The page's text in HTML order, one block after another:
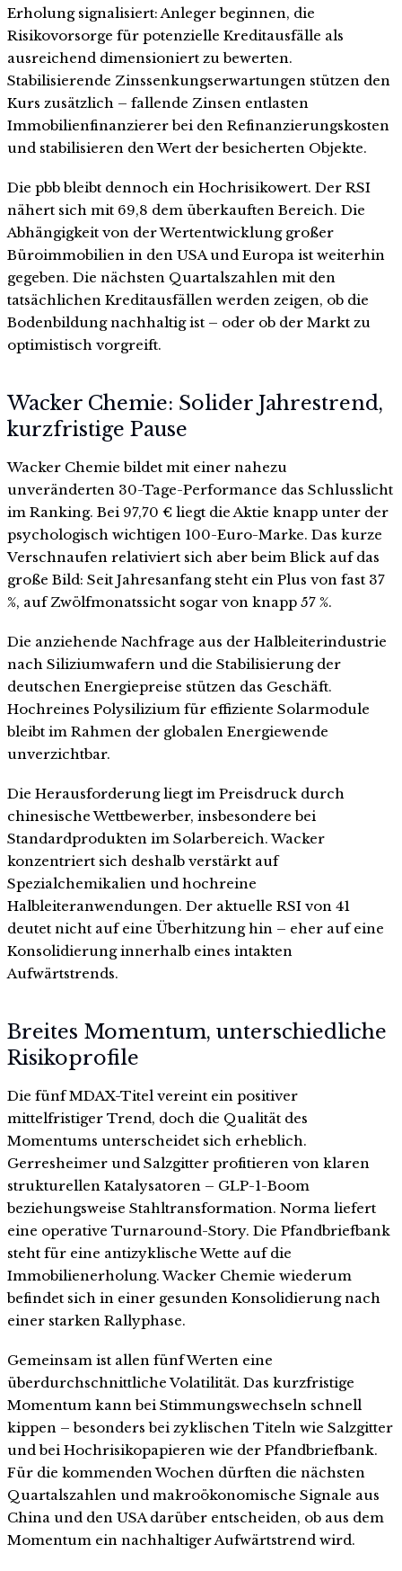
Erholung signalisiert: Anleger beginnen, die
Risikovorsorge für potenzielle Kreditausfälle als
ausreichend dimensioniert zu bewerten.
Stabilisierende Zinssenkungserwartungen stützen den
Kurs zusätzlich – fallende Zinsen entlasten
Immobilienfinanzierer bei den Refinanzierungskosten
und stabilisieren den Wert der besicherten Objekte.
Die pbb bleibt dennoch ein Hochrisikowert. Der RSI
nähert sich mit 69,8 dem überkauften Bereich. Die
Abhängigkeit von der Wertentwicklung großer
Büroimmobilien in den USA und Europa ist weiterhin
gegeben. Die nächsten Quartalszahlen mit den
tatsächlichen Kreditausfällen werden zeigen, ob die
Bodenbildung nachhaltig ist – oder ob der Markt zu
optimistisch vorgreift.
Wacker Chemie: Solider Jahrestrend,
kurzfristige Pause
Wacker Chemie bildet mit einer nahezu
unveränderten 30-Tage-Performance das Schlusslicht
im Ranking. Bei 97,70 € liegt die Aktie knapp unter der
psychologisch wichtigen 100-Euro-Marke. Das kurze
Verschnaufen relativiert sich aber beim Blick auf das
große Bild: Seit Jahresanfang steht ein Plus von fast 37
%, auf Zwölfmonatssicht sogar von knapp 57 %.
Die anziehende Nachfrage aus der Halbleiterindustrie
nach Siliziumwafern und die Stabilisierung der
deutschen Energiepreise stützen das Geschäft.
Hochreines Polysilizium für effiziente Solarmodule
bleibt im Rahmen der globalen Energiewende
unverzichtbar.
Die Herausforderung liegt im Preisdruck durch
chinesische Wettbewerber, insbesondere bei
Standardprodukten im Solarbereich. Wacker
konzentriert sich deshalb verstärkt auf
Spezialchemikalien und hochreine
Halbleiteranwendungen. Der aktuelle RSI von 41
deutet nicht auf eine Überhitzung hin – eher auf eine
Konsolidierung innerhalb eines intakten
Aufwärtstrends.
Breites Momentum, unterschiedliche
Risikoprofile
Die fünf MDAX-Titel vereint ein positiver
mittelfristiger Trend, doch die Qualität des
Momentums unterscheidet sich erheblich.
Gerresheimer und Salzgitter profitieren von klaren
strukturellen Katalysatoren – GLP-1-Boom
beziehungsweise Stahltransformation. Norma liefert
eine operative Turnaround-Story. Die Pfandbriefbank
steht für eine antizyklische Wette auf die
Immobilienerholung. Wacker Chemie wiederum
befindet sich in einer gesunden Konsolidierung nach
einer starken Rallyphase.
Gemeinsam ist allen fünf Werten eine
überdurchschnittliche Volatilität. Das kurzfristige
Momentum kann bei Stimmungswechseln schnell
kippen – besonders bei zyklischen Titeln wie Salzgitter
und bei Hochrisikopapieren wie der Pfandbriefbank.
Für die kommenden Wochen dürften die nächsten
Quartalszahlen und makroökonomische Signale aus
China und den USA darüber entscheiden, ob aus dem
Momentum ein nachhaltiger Aufwärtstrend wird.